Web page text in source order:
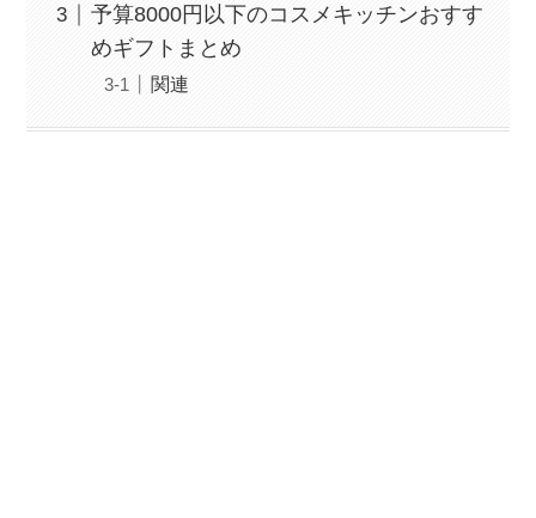
予算8000円以下のコスメキッチンおすす
めギフトまとめ
関連